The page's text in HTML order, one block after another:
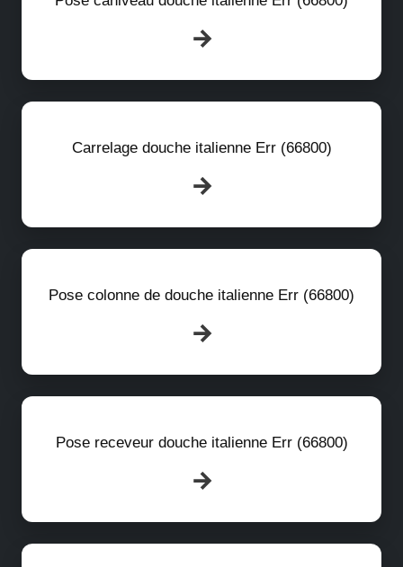
Carrelage douche italienne Err (66800)
Pose colonne de douche italienne Err (66800)
Pose receveur douche italienne Err (66800)